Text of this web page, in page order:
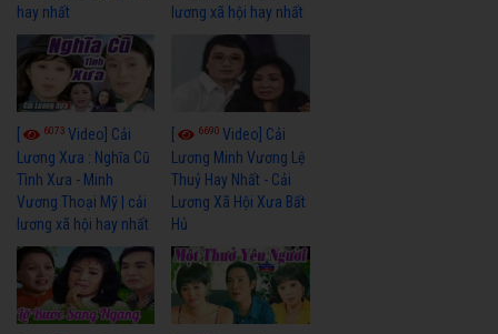
hay nhất
lương xã hội hay nhất
6073 Video] Cải
Lương Xưa : Nghĩa Cũ
Tình Xưa - Minh
Vương Thoại Mỹ | cải
lương xã hội hay nhất
6690Video] Cải
Lương Minh Vương Lệ
Thuỷ Hay Nhất - Cải
Lương Xã Hội Xưa Bất
Hủ